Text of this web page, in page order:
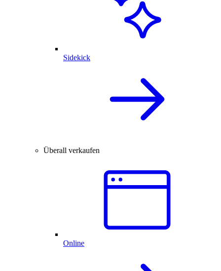
Sidekick
Überall verkaufen
Online